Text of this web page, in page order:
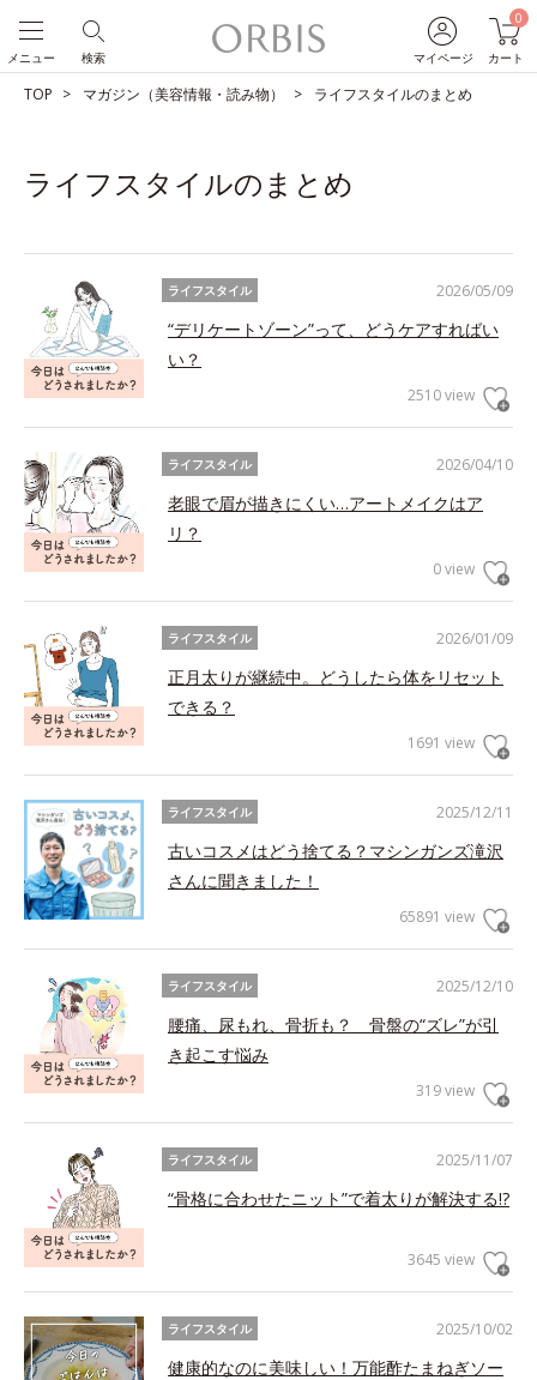
マイページ
0
カート
検索
メニュー
TOP マガジン（美容情報・読み物） ライフスタイルのまとめ
ライフスタイルのまとめ
2026/05/09
ライフスタイル
“デリケートゾーン”って、どうケアすればい
い？
2510 view
2026/04/10
ライフスタイル
老眼で眉が描きにくい…アートメイクはア
リ？
0 view
2026/01/09
ライフスタイル
正月太りが継続中。どうしたら体をリセット
できる？
1691 view
2025/12/11
ライフスタイル
古いコスメはどう捨てる？マシンガンズ滝沢
さんに聞きました！
65891 view
2025/12/10
ライフスタイル
腰痛、尿もれ、骨折も？ 骨盤の“ズレ”が引
き起こす悩み
319 view
2025/11/07
ライフスタイル
“骨格に合わせたニット”で着太りが解決する!?
3645 view
2025/10/02
ライフスタイル
健康的なのに美味しい！万能酢たまねぎソー